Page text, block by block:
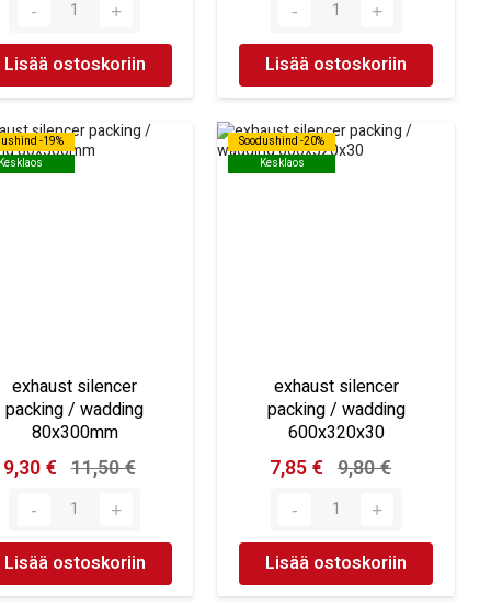
Lisää ostoskoriin Lisää ostoskoriin
-19%
Kesklaos
-19%
Kesklaos
exhaust silencer
packing / wadding
80x300mm
9,30 € 11,50 €
Lisää ostoskoriin
Soodushind -20%
Kesklaos
Soodushind -20%
Kesklaos
exhaust silencer
packing / wadding
600x320x30
7,85 € 9,80 €
Lisää ostoskoriin